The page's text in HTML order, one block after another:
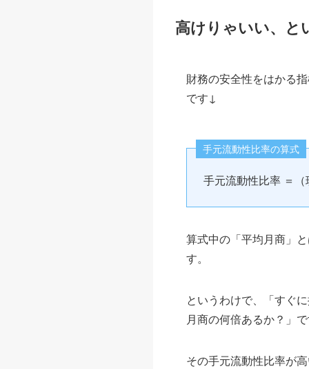
高けりゃいい、と
財務の安全性をはかる
です↓
手元流動性比率の算式
手元流動性比率 ＝
算式中の「平均月商」
す。
というわけで、「すぐ
月商の何倍あるか？」
その手元流動性比率が